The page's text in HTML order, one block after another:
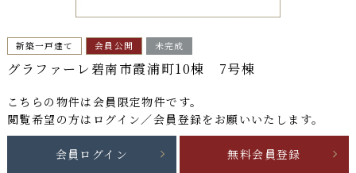
新築一戸建て 会員公開 未完成
グラファーレ碧南市霞浦町10棟 7号棟
こちらの物件は 会員限定物件です。
閲覧希望の方はログイン／会員登録をお願いいたします。
会員ログイン 無料会員登録